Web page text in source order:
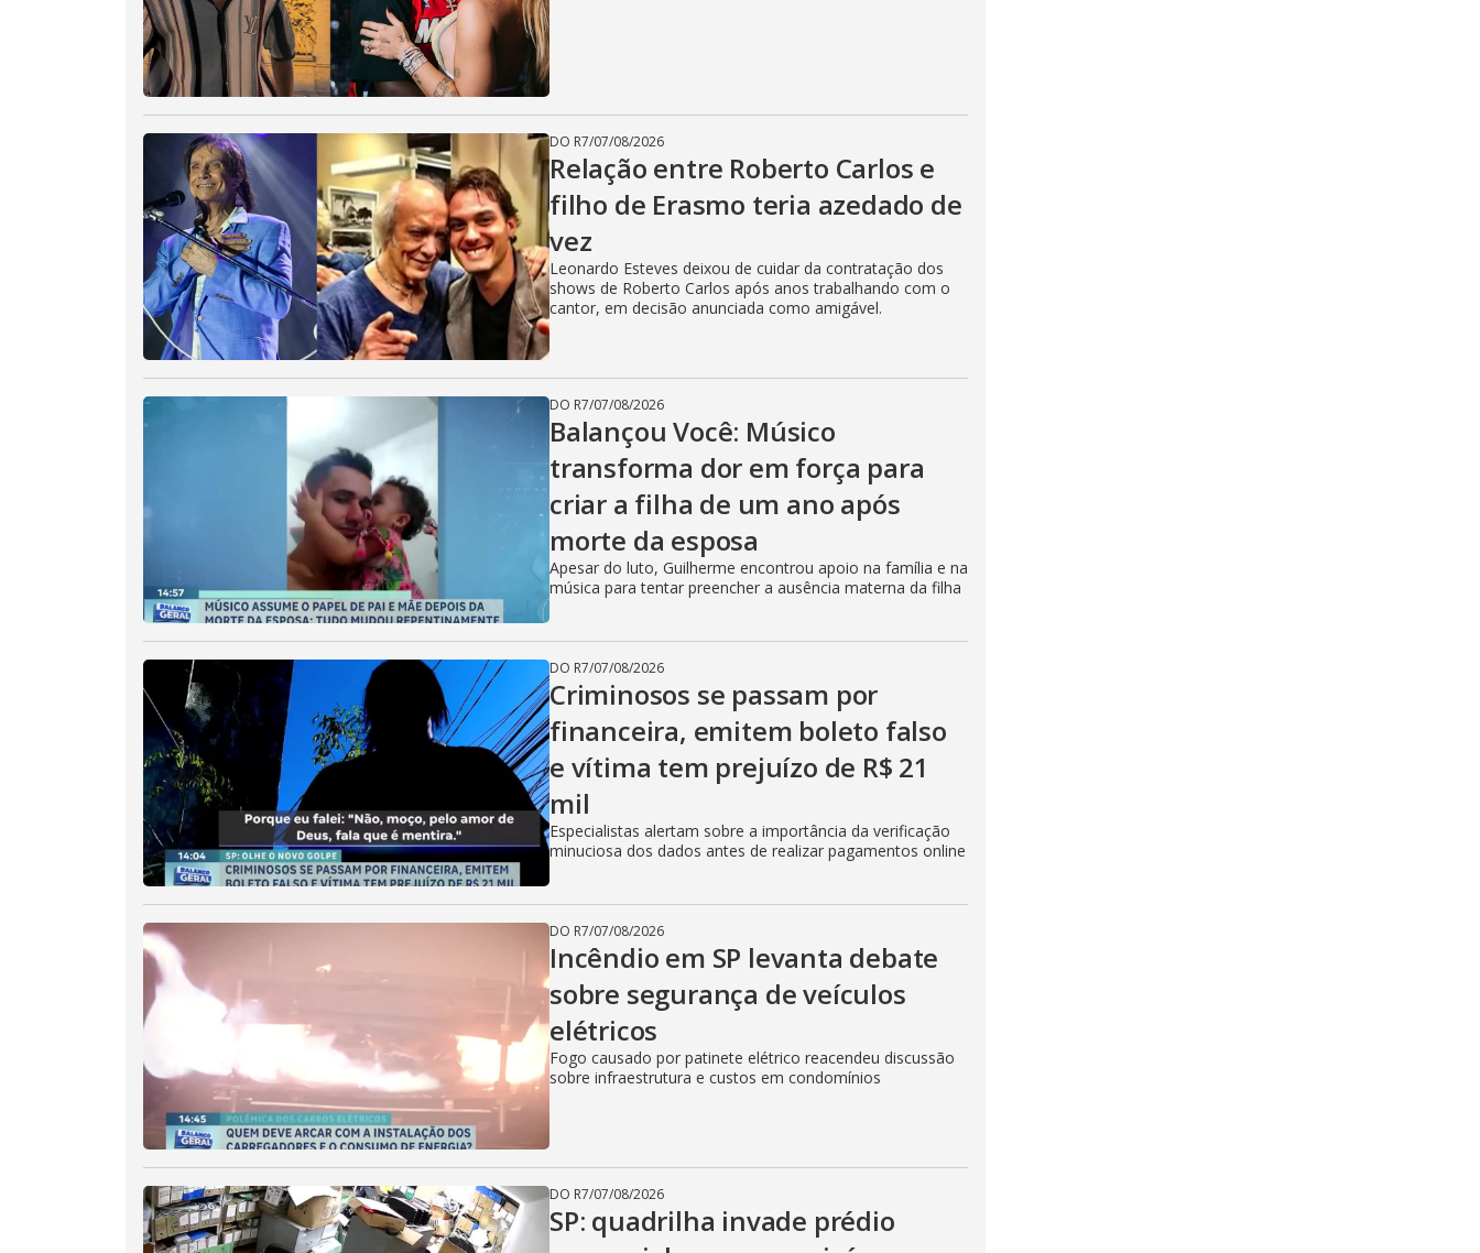
DO R7/07/08/2026
Relação entre Roberto Carlos e
filho de Erasmo teria azedado de
vez
Leonardo Esteves deixou de cuidar da contratação dos
shows de Roberto Carlos após anos trabalhando com o
cantor, em decisão anunciada como amigável.
DO R7/07/08/2026
Balançou Você: Músico
transforma dor em força para
criar a filha de um ano após
morte da esposa
Apesar do luto, Guilherme encontrou apoio na família e na
música para tentar preencher a ausência materna da filha
DO R7/07/08/2026
Criminosos se passam por
financeira, emitem boleto falso
e vítima tem prejuízo de R$ 21
mil
Especialistas alertam sobre a importância da verificação
minuciosa dos dados antes de realizar pagamentos online
DO R7/07/08/2026
Incêndio em SP levanta debate
sobre segurança de veículos
elétricos
Fogo causado por patinete elétrico reacendeu discussão
sobre infraestrutura e custos em condomínios
DO R7/07/08/2026
SP: quadrilha invade prédio